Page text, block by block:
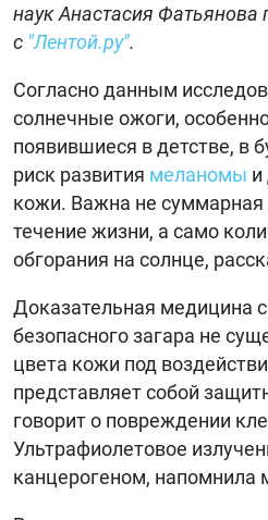
наук Анастасия Фатьянова
с "Лентой.ру".
Согласно данным
солнечные ожоги,
появившиеся в детстве, в
риск развития меланомы и
кожи. Важна не суммарная
течение жизни, а само
обгорания на солнце,
Доказательная медицина
безопасного загара не
цвета кожи под
представляет собой
говорит о повреждении
Ультрафиолетовое
канцерогеном, напомнила